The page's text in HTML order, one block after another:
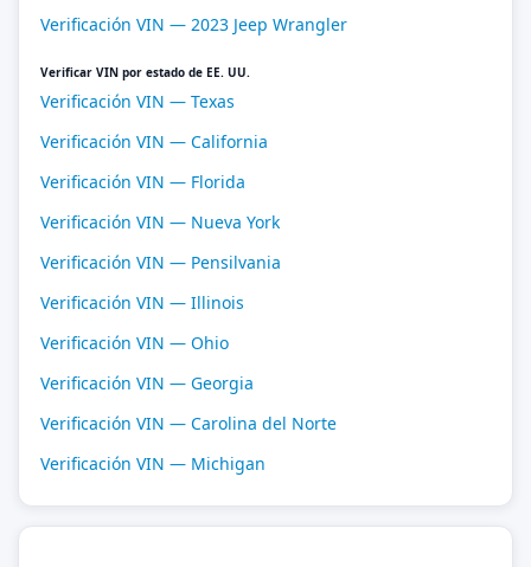
Verificación VIN — 2023 Jeep Wrangler
Verificar VIN por estado de EE. UU.
Verificación VIN — Texas
Verificación VIN — California
Verificación VIN — Florida
Verificación VIN — Nueva York
Verificación VIN — Pensilvania
Verificación VIN — Illinois
Verificación VIN — Ohio
Verificación VIN — Georgia
Verificación VIN — Carolina del Norte
Verificación VIN — Michigan